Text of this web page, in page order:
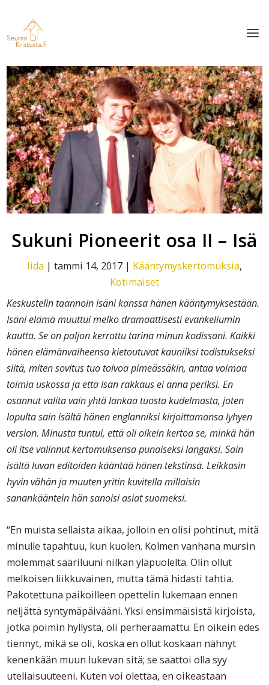
Sukuni Pioneerit osa II – Isä
Iida | tammi 14, 2017 | Kääntymyskertomuksia,
Kotimaiset
Keskustelin taannoin isäni kanssa hänen kääntymyksestään.
Isäni elämä muuttui melko dramaattisesti evankeliumin
kautta. Se on paljon kerrottu tarina minun kodissani. Kaikki
hänen elämänvaiheensa kietoutuvat kauniiksi todistukseksi
siitä, miten sovitus tuo toivoa pimeässäkin, antaa voimaa
toimia uskossa ja että Isän rakkaus ei anna periksi. En
osannut valita vain yhtä lankaa tuosta kudelmasta, joten
lopulta sain isältä hänen englanniksi kirjoittamansa lyhyen
version. Minusta tuntui, että oli oikein kertoa se, minkä hän
oli itse valinnut kertomuksensa punaiseksi langaksi. Sain
isältä luvan editoiden kääntää hänen tekstinsä. Leikkasin
hyvin vähän ja muuten yritin kuvitella millaisin
sanankääntein hän sanoisi asiat suomeksi.
“En muista sellaista aikaa, jolloin en olisi pohtinut, mitä
minulle tapahtuu, kun kuolen. Kolmen vanhana mursin
molemmat sääriluuni nilkan yläpuolelta. Olin ollut
melkoisen liikkuvainen, mutta tämä hidasti tahtia.
Pakotettuna paikoilleen opettelin lukemaan ennen
neljättä syntymäpäivääni. Yksi ensimmäisistä kirjoista,
jotka poimin hyllystä, oli perheraamattu. En oikein edes
tiennyt, mikä se oli, koska en ollut koskaan nähnyt
kenenkään muun lukevan sitä; se saattoi olla syy
uteliaisuuteeni. Kuten voi olettaa, en oikeastaan